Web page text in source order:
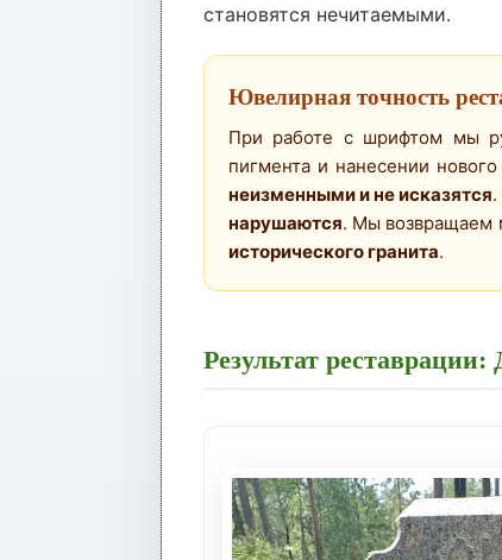
становятся нечитаемыми.
Ювелирная точность
При работе с шрифтом мы
пигмента и нанесении
неизменными и не исказятся
нарушаются. Мы возвращаем
исторического гранита.
Результат